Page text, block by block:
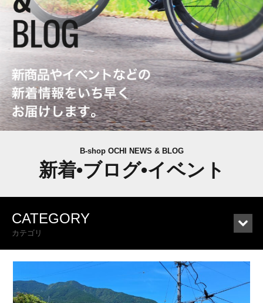
B-shop OCHI NEWS & BLOG
新着•ブログ•イベント
CATEGORY
カテゴリ